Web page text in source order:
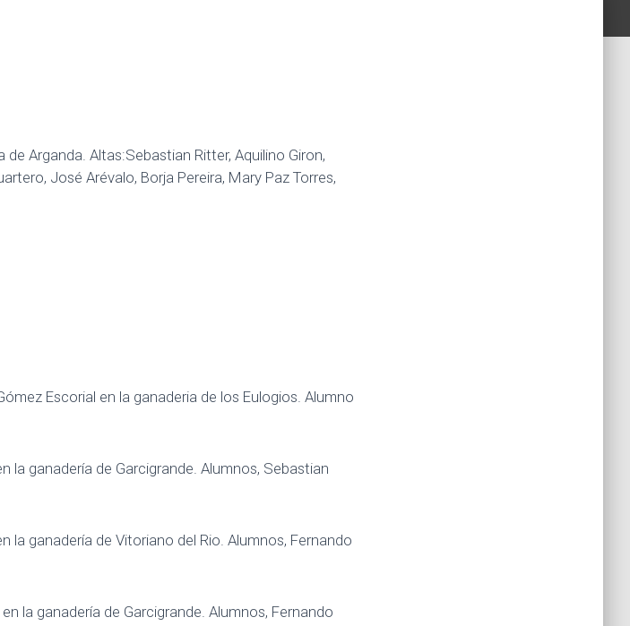
Arganda. Altas:Sebastian Ritter, Aquilino Giron,
José Arévalo, Borja Pereira, Mary Paz Torres,
Escorial en la ganaderia de los Eulogios. Alumno
la ganadería de Garcigrande. Alumnos, Sebastian
la ganadería de Vitoriano del Rio. Alumnos, Fernando
la ganadería de Garcigrande. Alumnos, Fernando